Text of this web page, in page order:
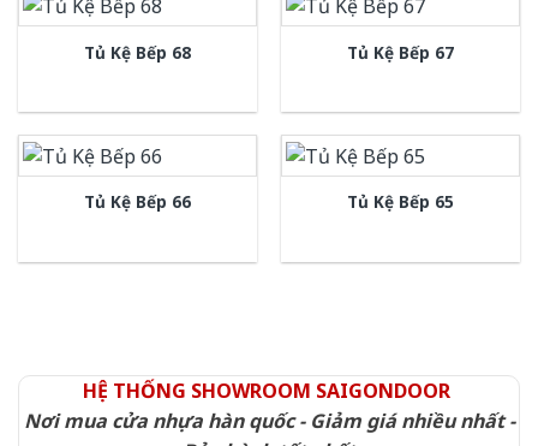
Tủ Kệ Bếp 68 Tủ Kệ Bếp 67
Tủ Kệ Bếp 66 Tủ Kệ Bếp 65
HỆ THỐNG SHOWROOM SAIGONDOOR
Nơi mua cửa nhựa hàn quốc - Giảm giá nhiều nhất -